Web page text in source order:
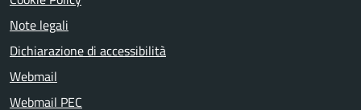
Note legali
Dichiarazione di accessibilità
Webmail
Webmail PEC